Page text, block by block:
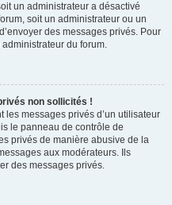
un administrateur a désactivé
soit un administrateur ou un
des messages privés. Pour
du forum.
non sollicités !
messages privés d’un utilisateur
le panneau de contrôle de
privés de manière abusive de la
aux modérateurs. Ils
des messages privés.